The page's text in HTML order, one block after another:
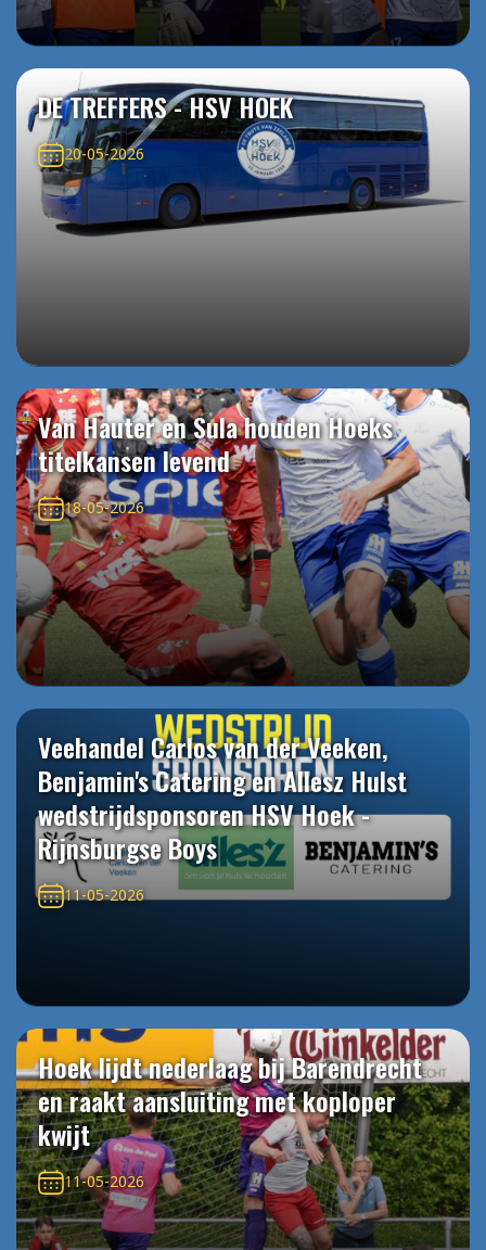
DE TREFFERS - HSV HOEK
20-05-2026
Van Hauter en Sula houden Hoeks
titelkansen levend
18-05-2026
Veehandel Carlos van der Veeken,
Benjamin's Catering en Allesz Hulst
wedstrijdsponsoren HSV Hoek -
Rijnsburgse Boys
11-05-2026
Hoek lijdt nederlaag bij Barendrecht
en raakt aansluiting met koploper
kwijt
11-05-2026